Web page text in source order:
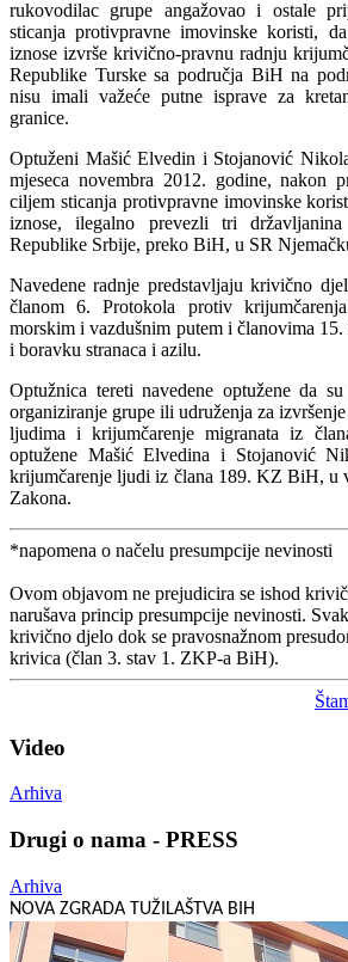
rukovodilac grupe angažovao i ostale
sticanja protivpravne imovinske koristi,
iznose izvrše krivično-pravnu radnju
Republike Turske sa područja BiH na
nisu imali važeće putne isprave za
granice.
Optuženi Mašić Elvedin i Stojanović
mjeseca novembra 2012. godine, nakon
ciljem sticanja protivpravne imovinske
iznose, ilegalno prevezli tri
Republike Srbije, preko BiH, u SR
Navedene radnje predstavljaju krivično
članom 6. Protokola protiv
morskim i vazdušnim putem i članovima
i boravku stranaca i azilu.
Optužnica tereti navedene optužene da
organiziranje grupe ili udruženja za
ljudima i krijumčarenje migranata iz
optužene Mašić Elvedina i Stojanović
krijumčarenje ljudi iz člana 189. KZ BiH, u
Zakona.
*napomena o načelu presumpcije nevinosti
Ovom objavom ne prejudicira se ishod
narušava princip presumpcije nevinosti.
krivično djelo dok se pravosnažnom
krivica (član 3. stav 1. ZKP-a BiH).
Video
Arhiva
Drugi o nama - PRESS
Arhiva
NOVA ZGRADA TUŽILAŠTVA BIH